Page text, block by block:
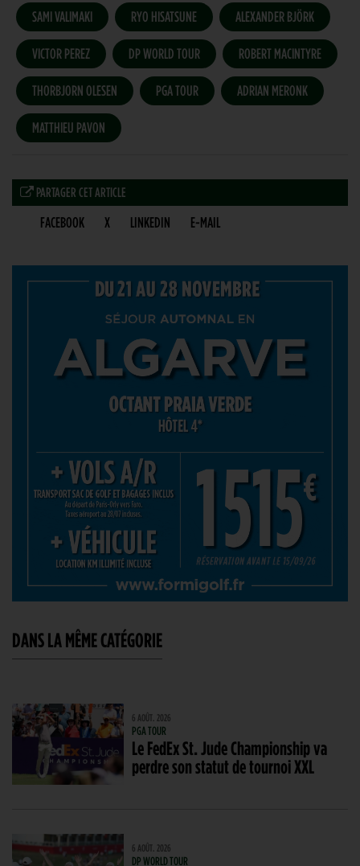
SAMI VALIMAKI RYO HISATSUNE ALEXANDER BJÖRK
VICTOR PEREZ DP WORLD TOUR ROBERT MACINTYRE
THORBJORN OLESEN PGA TOUR ADRIAN MERONK
MATTHIEU PAVON
PARTAGER CET ARTICLE
FACEBOOK X LINKEDIN E-MAIL
DANS LA MÊME CATÉGORIE
6 AOÛT. 2026
PGA TOUR
Le FedEx St. Jude Championship va
perdre son statut de tournoi XXL
6 AOÛT. 2026
DP WORLD TOUR